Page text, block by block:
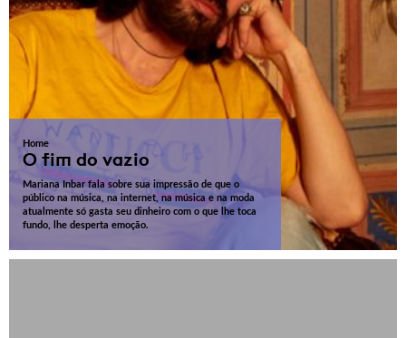
Home
O fim do vazio
Mariana Inbar fala sobre sua impressão de que o
público na música, na internet, na música e na moda
atualmente só gasta seu dinheiro com o que lhe toca
fundo, lhe desperta emoção.